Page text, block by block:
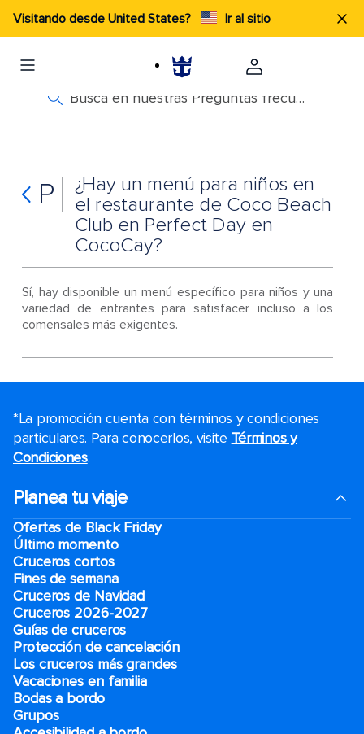
Visitando desde United States? Ir al sitio
Busca en nuestras Preguntas frecuentes
P
¿Hay un menú para niños en
el restaurante de Coco Beach
Club en Perfect Day en
CocoCay?
Sí, hay disponible un menú específico para niños y una
variedad de entrantes para satisfacer incluso a los
comensales más exigentes.
*La promoción cuenta con términos y condiciones
particulares. Para conocerlos, visite Términos y
Condiciones.
Planea tu viaje
Ofertas de Black Friday
Último momento
Cruceros cortos
Fines de semana
Cruceros de Navidad
Cruceros 2026-2027
Guías de cruceros
Protección de cancelación
Los cruceros más grandes
Vacaciones en familia
Bodas a bordo
Grupos